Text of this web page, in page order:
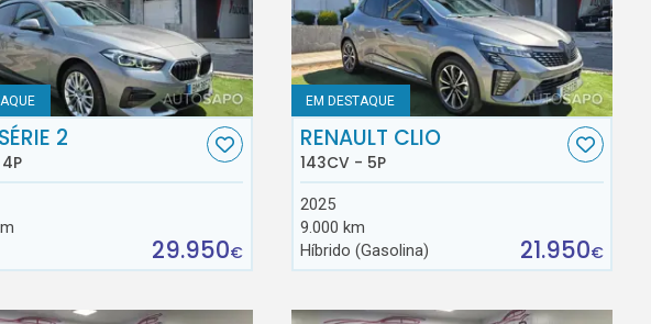
2
29.950€
EM DESTAQUE
RENAULT CLIO
143CV - 5P
2025
9.000 km
Híbrido (Gasolina)
21.950€